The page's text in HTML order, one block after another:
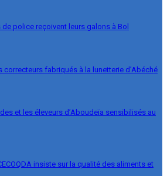
police reçoivent leurs galons à Bol
correcteurs fabriqués à la lunetterie d’Abéché
et les éleveurs d’Aboudeïa sensibilisés au
insiste sur la qualité des aliments et